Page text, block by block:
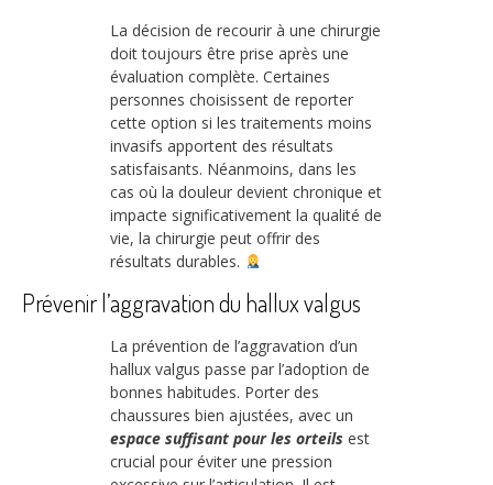
La décision de recourir à une chirurgie
doit toujours être prise après une
évaluation complète. Certaines
personnes choisissent de reporter
cette option si les traitements moins
invasifs apportent des résultats
satisfaisants. Néanmoins, dans les
cas où la douleur devient chronique et
impacte significativement la qualité de
vie, la chirurgie peut offrir des
résultats durables.
Prévenir l’aggravation du hallux valgus
La prévention de l’aggravation d’un
hallux valgus passe par l’adoption de
bonnes habitudes. Porter des
chaussures bien ajustées, avec un
espace suffisant pour les orteils est
crucial pour éviter une pression